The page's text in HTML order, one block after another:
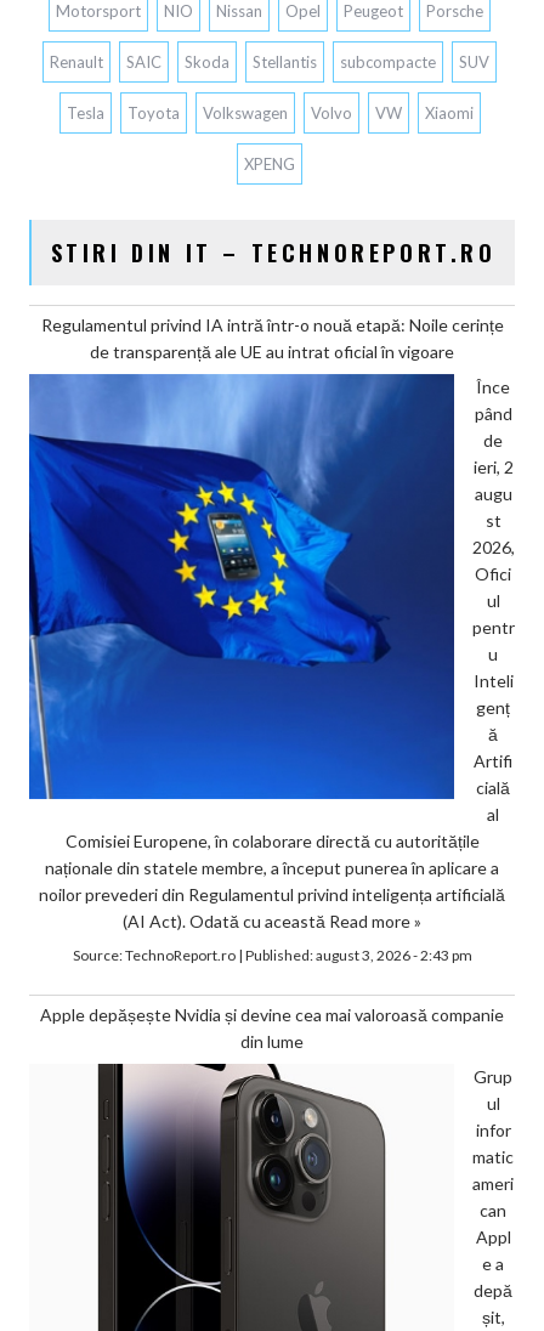
Motorsport NIO Nissan Opel Peugeot Porsche
Renault SAIC Skoda Stellantis subcompacte SUV
Tesla Toyota Volkswagen Volvo VW Xiaomi
XPENG
STIRI DIN IT – TECHNOREPORT.RO
Regulamentul privind IA intră într-o nouă etapă: Noile cerințe
de transparență ale UE au intrat oficial în vigoare
Înce
pând
de
ieri, 2
augu
st
2026,
Ofici
ul
pentr
u
Inteli
genț
ă
Artifi
cială
al
Comisiei Europene, în colaborare directă cu autoritățile
naționale din statele membre, a început punerea în aplicare a
noilor prevederi din Regulamentul privind inteligența artificială
(AI Act). Odată cu această Read more »
Source:TechnoReport.ro| Published:august 3, 2026 - 2:43 pm
Apple depășește Nvidia și devine cea mai valoroasă companie
din lume
Grup
ul
infor
matic
ameri
can
Appl
e a
depă
șit,